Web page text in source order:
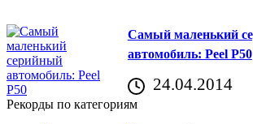
Самый маленький
автомобиль: Peel P50
24.04.2014
Рекорды по категориям